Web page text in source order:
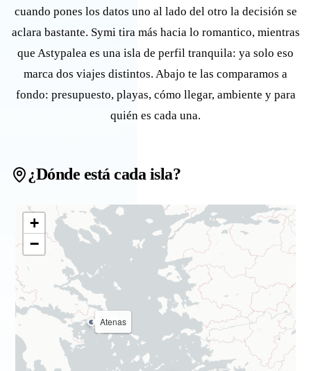
cuando pones los datos uno al lado del otro la decisión se
aclara bastante. Symi tira más hacia lo romantico, mientras
que Astypalea es una isla de perfil tranquila: ya solo eso
marca dos viajes distintos. Abajo te las comparamos a
fondo: presupuesto, playas, cómo llegar, ambiente y para
quién es cada una.
¿Dónde está cada isla?
Atenas
+
−